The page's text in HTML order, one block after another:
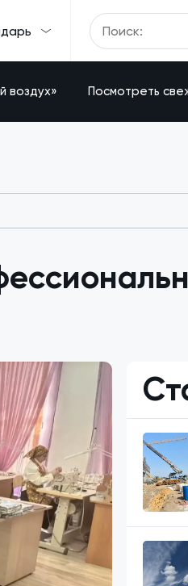
воздух» Посмотреть